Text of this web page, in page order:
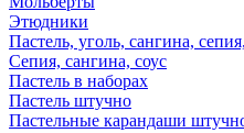
Этюдники
Пастель, уголь, сангина,
Сепия, сангина, соус
Пастель в наборах
Пастель штучно
Пастельные карандаши